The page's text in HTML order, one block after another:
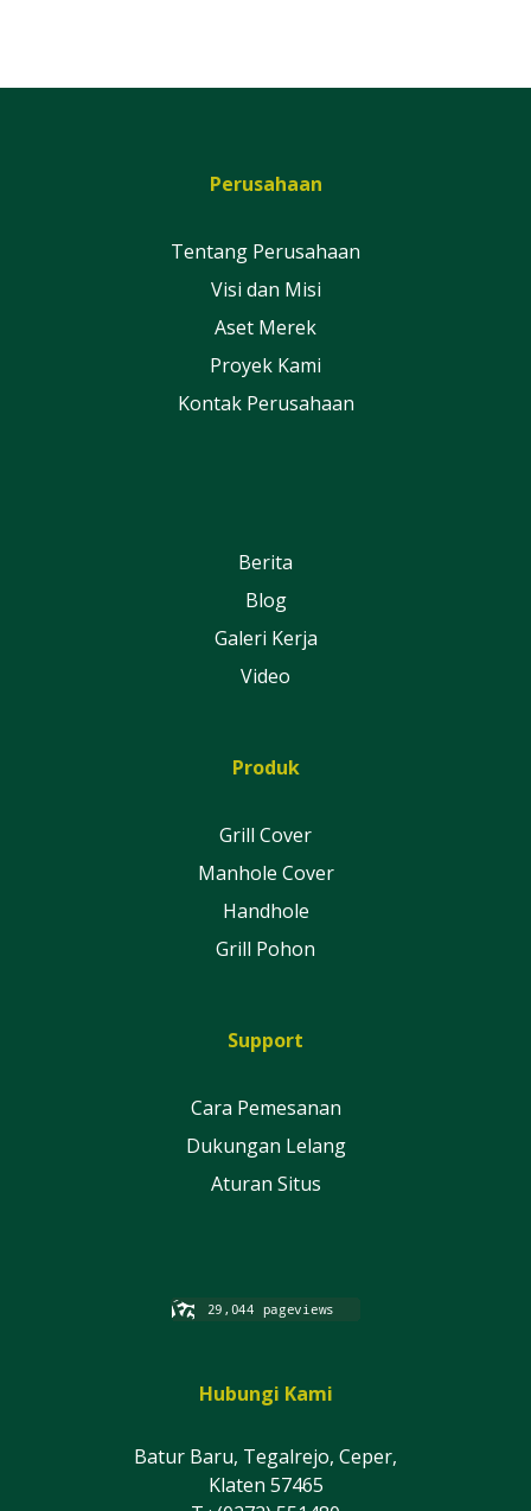
Perusahaan
Tentang Perusahaan
Visi dan Misi
Aset Merek
Proyek Kami
Kontak Perusahaan
Berita
Blog
Galeri Kerja
Video
Produk
Grill Cover
Manhole Cover
Handhole
Grill Pohon
Support
Cara Pemesanan
Dukungan Lelang
Aturan Situs
Hubungi Kami
Batur Baru, Tegalrejo, Ceper,
Klaten 57465